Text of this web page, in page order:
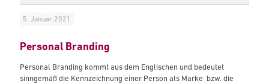
5. Januar 2021
Personal Branding
Personal Branding kommt aus dem Englischen und bedeutet
sinngemäß die Kennzeichnung einer Person als Marke bzw. die